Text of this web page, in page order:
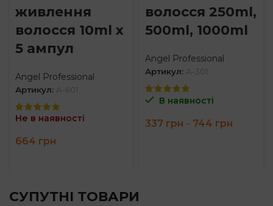
живлення
волосся 10ml х
5 ампул
Angel Professional
Артикул: A-601
Не в наявності
664 грн
волосся 250ml,
500ml, 1000ml
Angel Professional
Артикул: A-301
В наявності
337 грн – 744 грн
СУПУТНІ ТОВАРИ